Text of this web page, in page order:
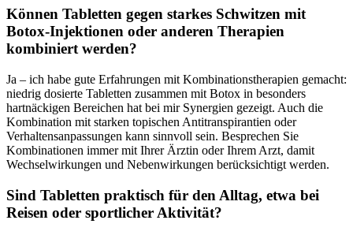
Können Tabletten gegen starkes Schwitzen mit
Botox‑Injektionen oder anderen Therapien
kombiniert werden?
Ja – ich habe⁢ gute Erfahrungen mit Kombinationstherapien gemacht:⁢
niedrig dosierte Tabletten zusammen mit Botox in besonders
hartnäckigen ⁣Bereichen hat bei mir Synergien gezeigt. Auch die
Kombination⁢ mit starken topischen Antitranspirantien⁢ oder​
Verhaltensanpassungen kann sinnvoll sein. Besprechen Sie
Kombinationen ⁣immer mit​ Ihrer Ärztin⁤ oder Ihrem ⁢Arzt, damit
Wechselwirkungen ⁤und ⁣Nebenwirkungen berücksichtigt werden.
Sind Tabletten praktisch ​für ‍den Alltag, etwa bei
‌Reisen oder sportlicher Aktivität?